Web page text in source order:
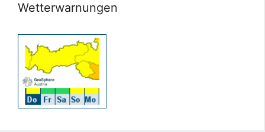
Wetterwarnungen